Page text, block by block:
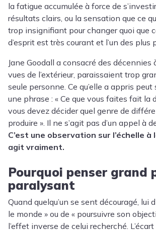
la fatigue accumulée à force de
résultats clairs, ou la sensation que ce
trop insignifiant pour changer quoi que
d’esprit est très courant et l’un des plus
Jane Goodall a consacré des décennies
vues de l’extérieur, paraissaient trop
seule personne. Ce qu’elle a appris peut
une phrase : « Ce que vous faites fait la
vous devez décider quel genre de
produire ». Il ne s’agit pas d’un appel à
C’est une observation sur l’échelle à
agit vraiment.
Pourquoi penser grand
paralysant
Quand quelqu’un se sent découragé, lui
le monde » ou de « poursuivre son
l’effet inverse de celui recherché.